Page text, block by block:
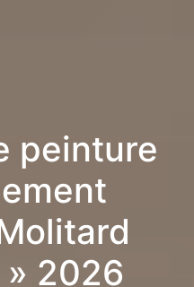
peinture
2026